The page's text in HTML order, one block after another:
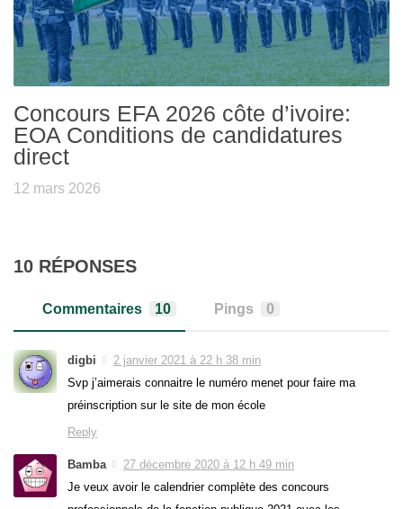
Concours EFA 2026 côte d’ivoire:
EOA Conditions de candidatures
direct
12 mars 2026
10 RÉPONSES
Commentaires 10 Pings 0
digbi
2 janvier 2021 à 22 h 38 min
Svp j’aimerais connaitre le numéro menet pour faire ma
préinscription sur le site de mon école
Reply
Bamba
27 décembre 2020 à 12 h 49 min
Je veux avoir le calendrier complète des concours